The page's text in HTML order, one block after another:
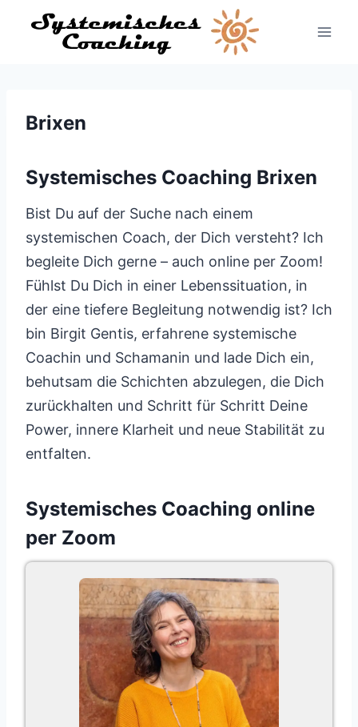
Inhalt
Brixen
Systemisches Coaching Brixen
Bist Du auf der Suche nach einem
systemischen Coach, der Dich versteht? Ich
begleite Dich gerne – auch online per Zoom!
Fühlst Du Dich in einer Lebenssituation, in
der eine tiefere Begleitung notwendig ist? Ich
bin Birgit Gentis, erfahrene systemische
Coachin und Schamanin und lade Dich ein,
behutsam die Schichten abzulegen, die Dich
zurückhalten und Schritt für Schritt Deine
Power, innere Klarheit und neue Stabilität zu
entfalten.
Systemisches Coaching online
per Zoom